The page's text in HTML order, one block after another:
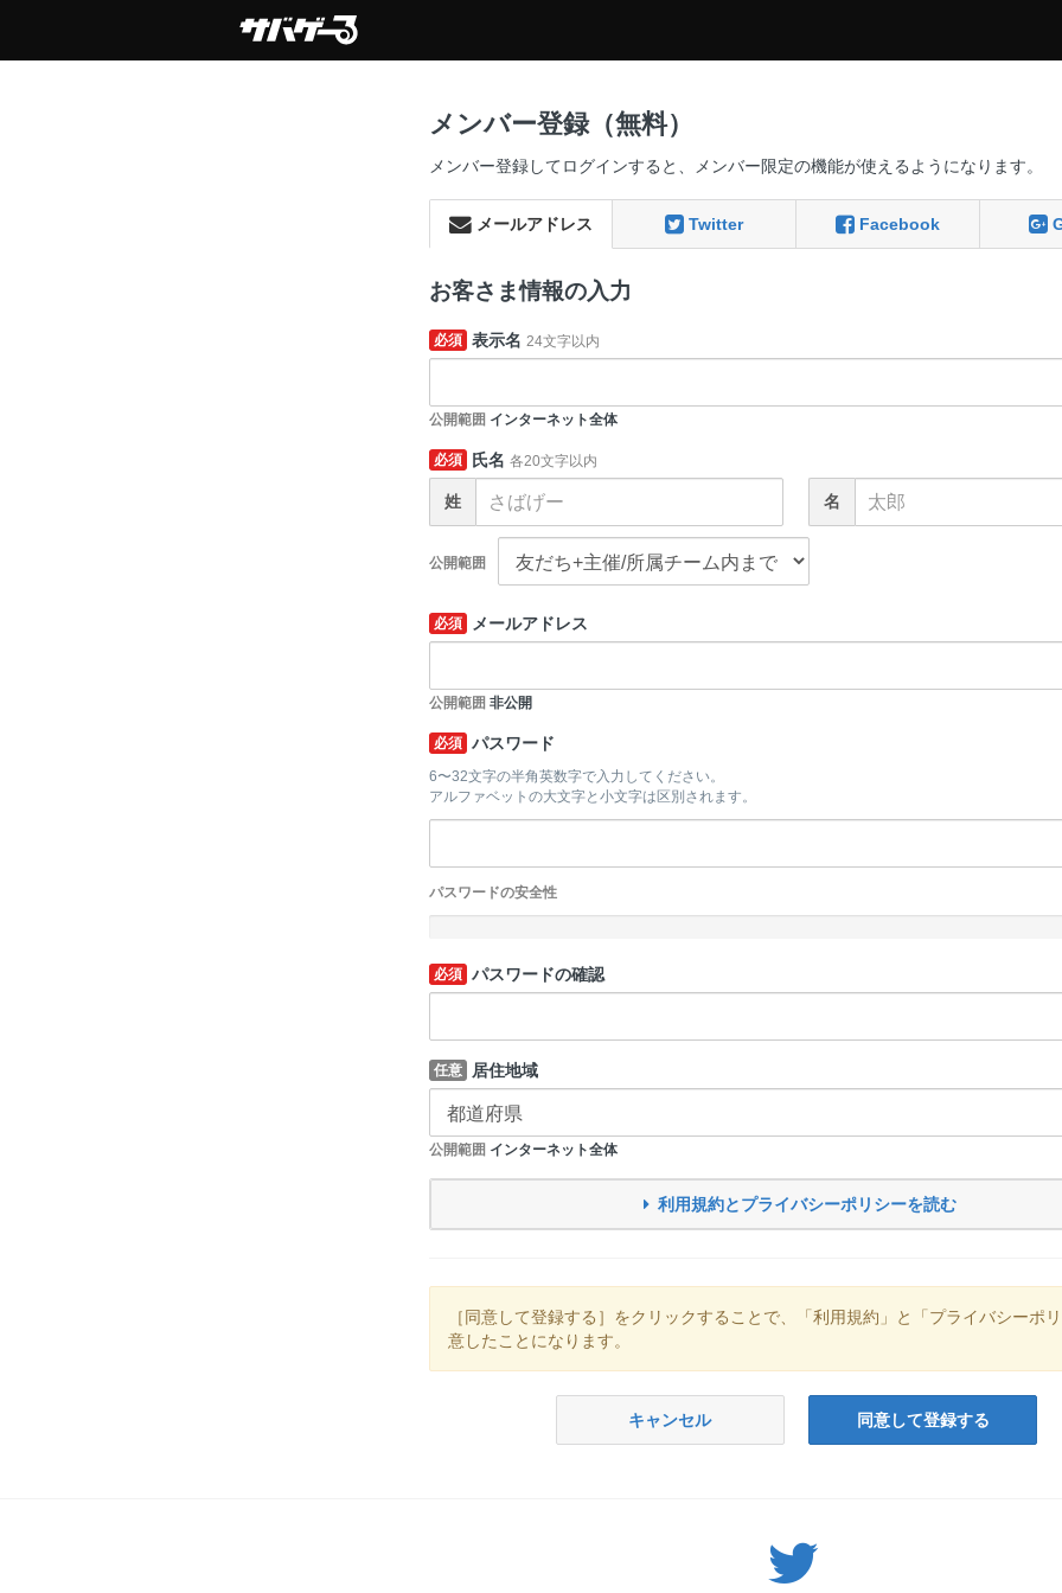
メンバー登録（無料）
メンバー登録してログインすると、メンバー限定の機能が使えるようになります。
メールアドレス Twitter Facebook
お客さま情報の入力
必須 表示名 24文字以内
公開範囲 インターネット全体
必須 氏名 各20文字以内
姓 名
公開範囲
必須 メールアドレス
公開範囲 非公開
必須 パスワード
6〜32文字の半角英数字で入力してください。
アルファベットの大文字と小文字は区別されます。
パスワードの安全性
必須 パスワードの確認
任意 居住地域
公開範囲 インターネット全体
利用規約とプライバシーポリシーを読む
［同意して登録する］をクリックすることで、「利用規約」と「プライバシーポ
意したことになります。
キャンセル 同意して登録する